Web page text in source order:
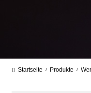
Startseite / Produkte /